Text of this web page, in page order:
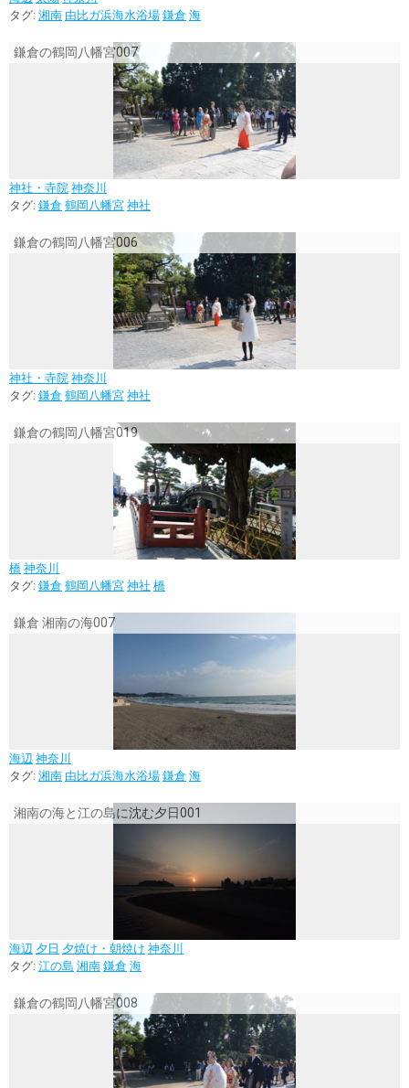
タグ: 湘南 由比ガ浜海水浴場 鎌倉 海
鎌倉の鶴岡八幡宮007
神社・寺院 神奈川
タグ: 鎌倉 鶴岡八幡宮 神社
鎌倉の鶴岡八幡宮006
神社・寺院 神奈川
タグ: 鎌倉 鶴岡八幡宮 神社
鎌倉の鶴岡八幡宮019
橋 神奈川
タグ: 鎌倉 鶴岡八幡宮 神社 橋
鎌倉 湘南の海007
海辺 神奈川
タグ: 湘南 由比ガ浜海水浴場 鎌倉 海
湘南の海と江の島に沈む夕日001
海辺 夕日 夕焼け・朝焼け 神奈川
タグ: 江の島 湘南 鎌倉 海
鎌倉の鶴岡八幡宮008